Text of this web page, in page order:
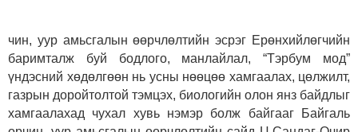
чин, уур амьсгалын өөрчлөлтийн эсрэг Ерөнхийлөгчийн
баримталж буй бодлого, манлайлал, “Тэрбум мод”
үндэсний хөдөлгөөн нь усны нөөцөө хамгаалах, цөлжилт,
газрын доройтолтой тэмцэх, биологийн олон янз байдлыг
хамгаалахад чухал хувь нэмэр болж байгааг Байгаль